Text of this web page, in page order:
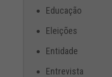
Educação
Eleições
Entidade
Entrevista